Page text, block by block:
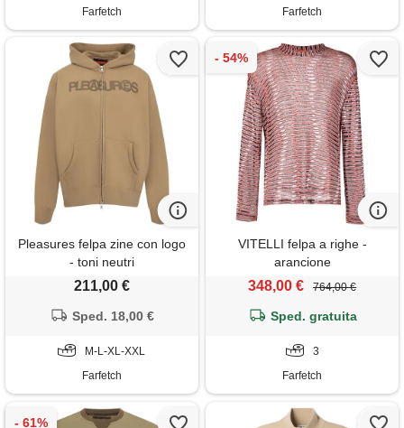
Farfetch Farfetch
Pleasures felpa zine con logo
- toni neutri
211,00 €
Sped. 18,00 €
M-L-XL-XXL
Farfetch
VITELLI felpa a righe -
arancione
348,00 € 764,00 €
Sped. gratuita
3
Farfetch